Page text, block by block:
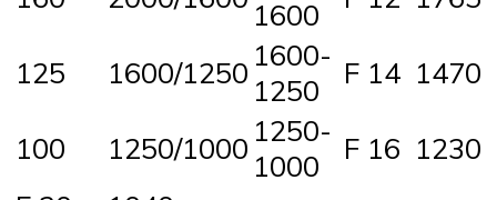
1600
125 1600/1250 1600-
1250
F 14 1470
100 1250/1000 1250-
1000
F 16 1230